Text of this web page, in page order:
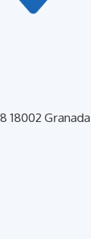
18002 Granada